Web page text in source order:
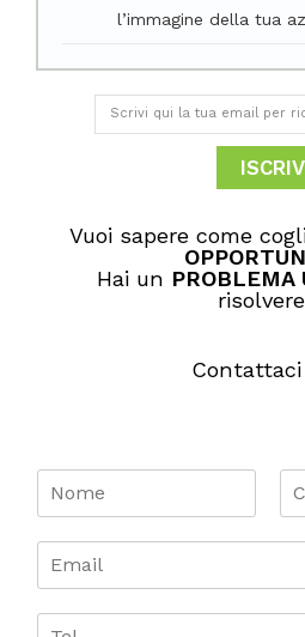
l’immagine della tua
Vuoi sapere come
Hai un PROBLEMA
Contattaci
N
eo
o
E
m
iT